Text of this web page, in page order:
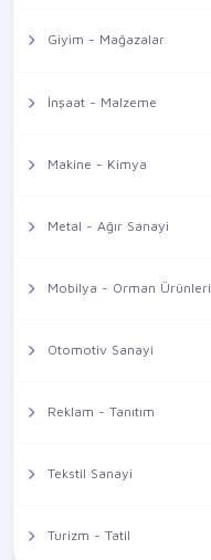
Giyim - Mağazalar
İnşaat - Malzeme
Makine - Kimya
Metal - Ağır Sanayi
Mobilya - Orman Ürünleri
Otomotiv Sanayi
Reklam - Tanıtım
Tekstil Sanayi
Turizm - Tatil